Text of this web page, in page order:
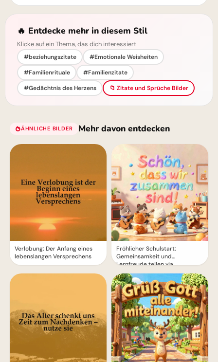
🔥 Entdecke mehr in diesem Stil
Klicke auf ein Thema, das dich interessiert
#beziehungszitate
#Emotionale Weisheiten
#Familienrituale
#Familienzitate
#Gedächtnis des Herzens
📁 Zitate und Sprüche Bilder
ÄHNLICHE BILDER Mehr davon entdecken
Verlobung: Der Anfang eines
lebenslangen Versprechens
Instagram
Fröhlicher Schulstart:
Gemeinsamkeit und
Lernfreude teilen via
WhatsApp!